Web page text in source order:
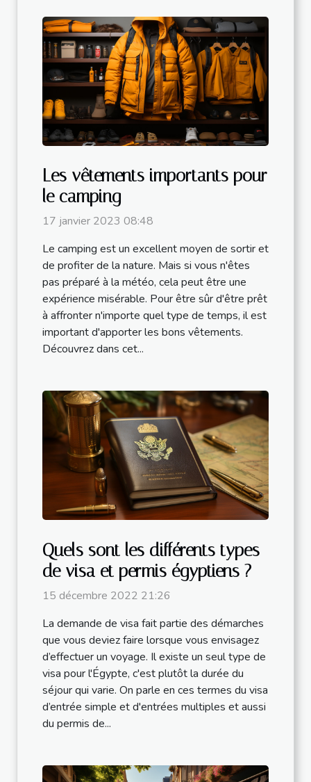
Les vêtements importants pour
le camping
17 janvier 2023 08:48
Le camping est un excellent moyen de sortir et
de profiter de la nature. Mais si vous n'êtes
pas préparé à la météo, cela peut être une
expérience misérable. Pour être sûr d'être prêt
à affronter n'importe quel type de temps, il est
important d'apporter les bons vêtements.
Découvrez dans cet...
Quels sont les différents types
de visa et permis égyptiens ?
15 décembre 2022 21:26
La demande de visa fait partie des démarches
que vous deviez faire lorsque vous envisagez
d’effectuer un voyage. Il existe un seul type de
visa pour l'Égypte, c'est plutôt la durée du
séjour qui varie. On parle en ces termes du visa
d’entrée simple et d'entrées multiples et aussi
du permis de...